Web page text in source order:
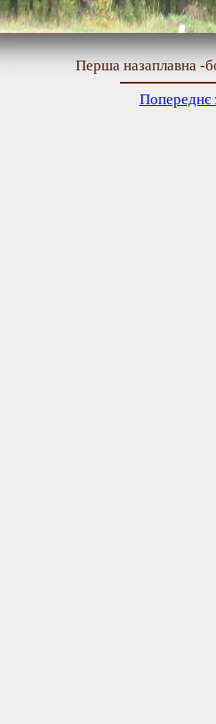
Перша назаплавна -
Попереднє